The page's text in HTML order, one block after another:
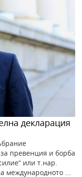
декларация
превенция и борба
или т.нар.
международното ...